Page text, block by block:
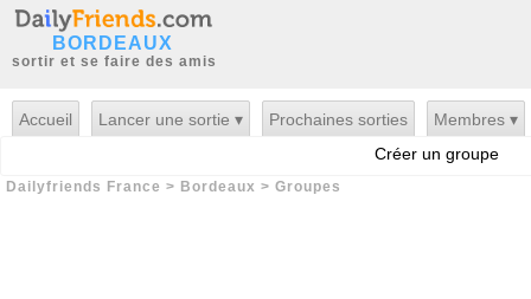
BORDEAUX
sortir et se faire des amis
Accueil Lancer une sortie ▾ Prochaines sorties
Membres ▾
Créer un groupe
Dailyfriends France > Bordeaux > Groupes